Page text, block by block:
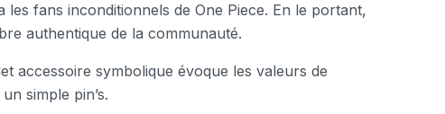
les fans inconditionnels de One Piece. En le portant,
authentique de la communauté.
accessoire symbolique évoque les valeurs de
simple pin’s.